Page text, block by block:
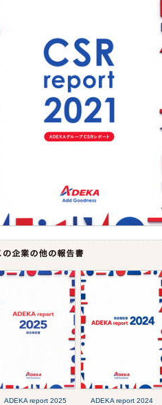
ADEKA report 2025 ADEKA report 2024